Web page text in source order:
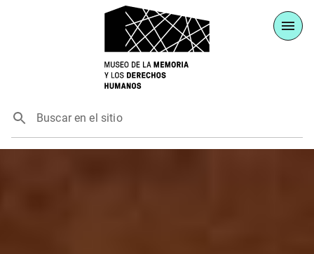
Buscar en el sitio